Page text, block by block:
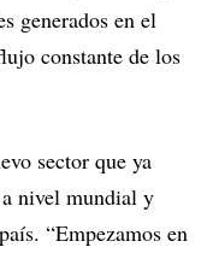
generados en el
constante de los
sector que ya
nivel mundial y
“Empezamos en